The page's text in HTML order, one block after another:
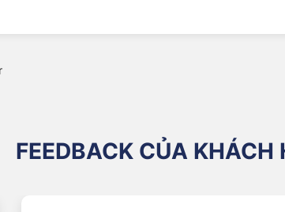
65%, đường kính vành 14 inch)
FEEDBACK CỦA KHÁCH